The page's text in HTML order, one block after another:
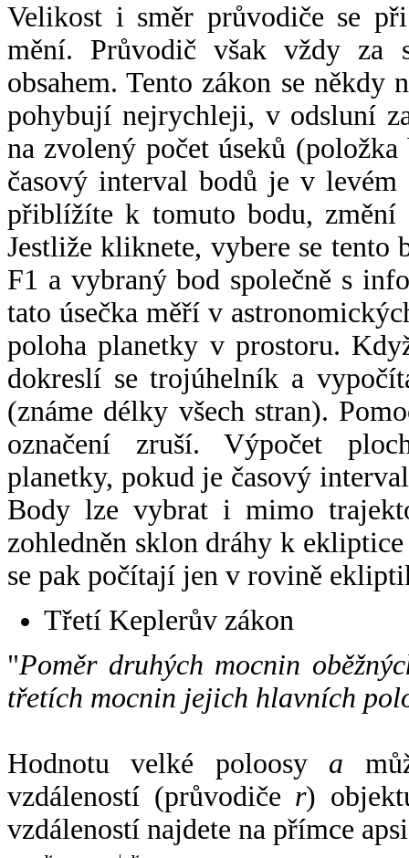
Velikost i směr průvodiče se
mění. Průvodič však vždy za
obsahem. Tento zákon se někdy
pohybují nejrychleji, v odsluní
na zvolený počet úseků
časový interval bodů je v
přiblížíte k tomuto bodu,
Jestliže kliknete, vybere se tento
F1 a vybraný bod společně s
tato úsečka měří v
poloha planetky v prostoru.
dokreslí se trojúhelník a
(známe délky všech stran).
označení zruší. Výpočet
planetky, pokud je časový
Body lze vybrat i mimo
zohledněn sklon dráhy k
se pak počítají jen v rovině
Třetí Keplerův zákon
"Poměr druhých mocnin
třetích mocnin jejich hlavních
Hodnotu velké poloosy a
vzdáleností (průvodiče r)
vzdáleností najdete na přímce